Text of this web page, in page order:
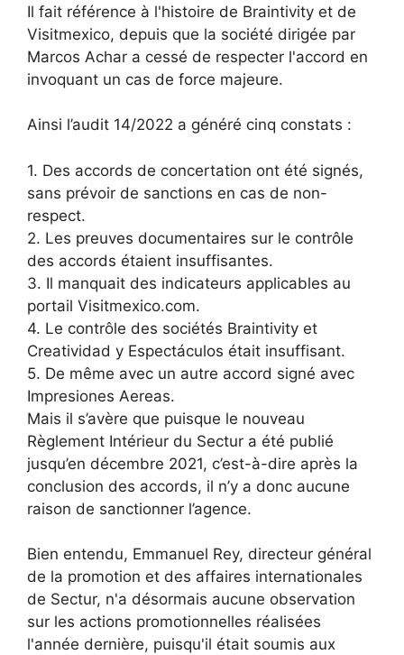
Il fait référence à l'histoire de Braintivity et de
Visitmexico, depuis que la société dirigée par
Marcos Achar a cessé de respecter l'accord en
invoquant un cas de force majeure.
Ainsi l’audit 14/2022 a généré cinq constats :
1. Des accords de concertation ont été signés,
sans prévoir de sanctions en cas de non-
respect.
2. Les preuves documentaires sur le contrôle
des accords étaient insuffisantes.
3. Il manquait des indicateurs applicables au
portail Visitmexico.com.
4. Le contrôle des sociétés Braintivity et
Creatividad y Espectáculos était insuffisant.
5. De même avec un autre accord signé avec
Impresiones Aereas.
Mais il s’avère que puisque le nouveau
Règlement Intérieur du Sectur a été publié
jusqu’en décembre 2021, c’est-à-dire après la
conclusion des accords, il n’y a donc aucune
raison de sanctionner l’agence.
Bien entendu, Emmanuel Rey, directeur général
de la promotion et des affaires internationales
de Sectur, n'a désormais aucune observation
sur les actions promotionnelles réalisées
l'année dernière, puisqu'il était soumis aux